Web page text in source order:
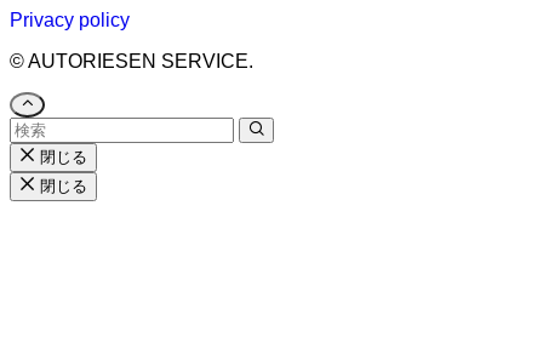
Privacy policy
©AUTORIESEN SERVICE.
閉じる
閉じる